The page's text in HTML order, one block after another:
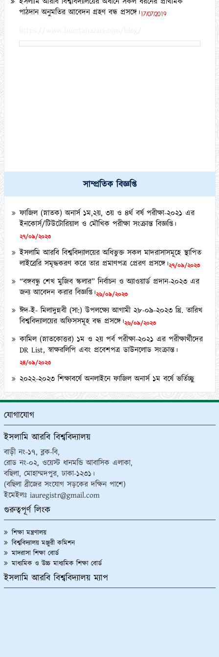
পাঠদান অনুমতির আবেদন গ্রহণ বন্ধ প্রসঙ্গে। 17/07/2019
সাম্প্রতিক বিজ্ঞপ্তি
List) স্বাক্ষরলিপি এবং প্রবেশপত্র ডাউনলোড সংক্রান্ত বিজ্ঞপ্তি।
ইনকোর্স/টিউটোরিয়াল ও মৌখিক পরীক্ষা সংক্রান্ত বিজ্ঞপ্তি।
২৭/০৯/২০২৩
ইসলামি আরবি বিশ্ববিদ্যালয়ের অধিভুক্ত সকল মাদরাসাসমূহে স্থাপিত
লাইব্রেরি সমৃদ্ধকরণ করে তার প্রমাণপত্র প্রেরণ প্রসঙ্গে।২৭/০৯/২০২৩
“বঙ্গবন্ধু শেখ মুজিব স্কলার” নির্বাচন ও অ্যাওয়ার্ড প্রদান-২০২৩ এর
জন্য আবেদন করার বিজ্ঞপ্তি। ২৬/০৯/২০২৩
ঈদ-ই- মিলাদুন্নবী (সা:) উপলক্ষ্যে আগামী ২৮-০৯-২০২৩ খ্রি. তারিখ
বিশ্ববিদ্যালয়ের অফিসসমূহ বন্ধ প্রসঙ্গে।২৬/০৯/২০২৩
কামিল (স্নাতকোত্তর) ১ম ও ২য় পর্ব পরীক্ষা-২০২১ এর পরীক্ষার্থীদের
DR List, স্বাক্ষরলিপি এবং প্রবেশপত্র ডাউনলোড সংক্রান্ত।
২৪/০৯/২০২৩
২০২২-২০২৩ শিক্ষাবর্ষে অনলাইনে ফাজিল অনার্স ১ম বর্ষে ভর্তিচ্ছু
শিক্ষার্থীদের ২য় মেধা তালিকা ও অপেক্ষমাণ তালিকা প্রকাশ প্রসঙ্গে।
২১/০৯/২০২৩
প্রকাশ ও অলিখিত উত্তরপত্র বিতরণ প্রসঙ্গে।
কামিল (স্নাতকোত্তর) ১ম ও ২য় পর্ব পরীক্ষা-২০২১ এর অলিখিত
উত্তরপত্র বিতরণ প্রসঙ্গে।
“আখেরি চাহার সোম্বা” উপলক্ষ্যে আগামী ১৩/০৯/২০২৩ খ্রি. ইসলামি
আরবি বিশ্ববিদ্যালয়ের অফিসসমূহ বন্ধ প্রসঙ্গে।
২০২১ সালের কামিল (স্নাতকোত্তর) ২ বছর মেয়াদী পরীক্ষার কেন্দ্রে
তালিকা প্রকাশ।
ইসলামি আরবি বিশ্ববিদ্যালয়ের অধীনে পরিচালিত ‘বেসরকারি মাদ্রাসার
শিক্ষক, কর্মকর্তা ও কর্মচারীদের নিয়োগ সংক্রান্ত (সংশোধিত)
প্রবিধান-২০২৩০৬/০৯/২০২৩
ইসলামি আরবি বিশ্ববিদ্যালয়ের পরিবহণ (নীতিমালা) সংক্রান্ত
প্রবিধান-২০২৩০৬/০৯/২০২৩
ইসলামি আরবি বিশ্ববিদ্যালয়ের জার্নাল প্রবিধান (নীতিমালা)
যোগাযোগ
ইসলামি আরবি বিশ্ববিদ্যালয়
বাড়ী নং-১৭, ব্লক-বি,
রোড নং-০২, ওয়েস্ট ধানমন্ডি আবাসিক এলাকা,
বছিলা, মোহাম্মদপুর, ঢাকা-১২৩১।
(বছিলা ব্রীজের সংযোগ সড়কের দক্ষিন পাশে)
ইমেইলঃ iauregistr@gmail.com
গুরুত্বপূর্ণ লিংক
শিক্ষা মন্ত্রণালয়
বিশ্ববিদ্যালয় মঞ্জুরী কমিশন
মাদরাসা শিক্ষা বোর্ড
মাধ্যমিক ও উচ্চ মাধ্যমিক শিক্ষা বোর্ড
ইসলামি আরবি বিশ্ববিদ্যালয় ম্যাপ